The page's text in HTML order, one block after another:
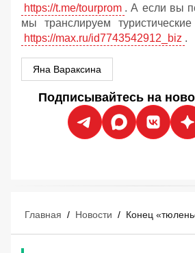
https://t.me/tourprom . А если вы
мы транслируем
https://max.ru/id7743542912_biz .
Яна Вараксина
Подписывайтесь на
Главная / Новости /